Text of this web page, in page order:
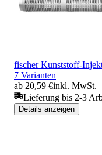
fischer Kunststoff-
7 Varianten
ab 20,59 €inkl. MwSt.
Lieferung bis 2-3
Details anzeigen